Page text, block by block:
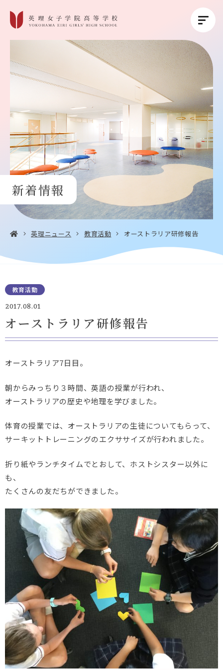
英理女子学院について
英理女子学院の教育
コース紹介
学校生活
進路・進学
受験生の方へ
アクセス
新着情報
英理ニュース 教育活動 オーストラリア研修報告
教育活動
2017.08.01
オーストラリア研修報告
オーストラリア7日目。
朝からみっちり３時間、英語の授業が行われ、
オーストラリアの歴史や地理を学びました。
体育の授業では、オーストラリアの生徒についてもらって、
サーキットトレーニングのエクササイズが行われました。
折り紙やランチタイムでとおして、ホストシスター以外に
も、
たくさんの友だちができました。